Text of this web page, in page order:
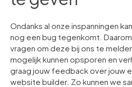
Ondanks al onze inspanningen
nog een bug tegenkomt.
vragen om deze bij ons te
mogelijk kunnen opsporen en
graag jouw feedback over jouw
website builder. Zo kunnen we